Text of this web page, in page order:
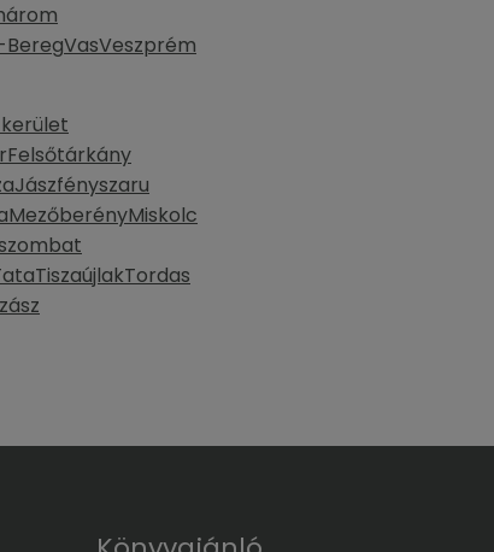
VasVeszprém
Felsőtárkány
Jászfényszaru
MezőberényMiskolc
TiszaújlakTordas